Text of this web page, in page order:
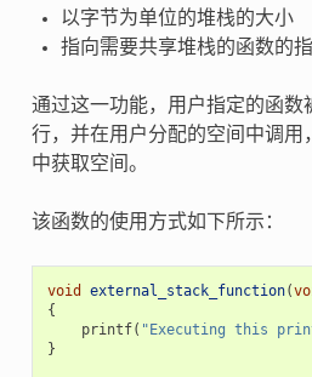
以字节为单位的堆栈的大小
指向需要共享堆栈的函数的
通过这一功能，用户指定的函数
行，并在用户分配的空间中调用
中获取空间。
该函数的使用方式如下所示：
void external_stack_function(
{
printf( "Executing this
}